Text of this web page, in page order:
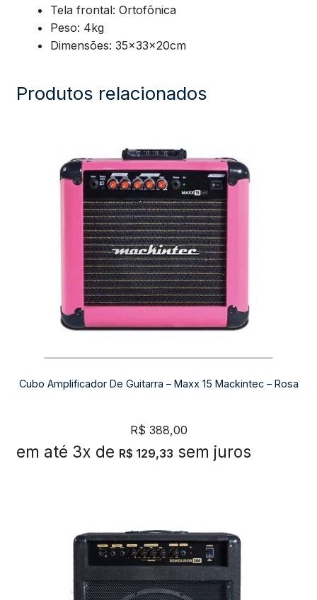
Tela frontal: Ortofônica
Peso: 4kg
Dimensões: 35x33x20cm
Produtos relacionados
Cubo Amplificador De Guitarra – Maxx 15 Mackintec – Rosa
R$ 388,00
em até 3x de R$ 129,33 sem juros